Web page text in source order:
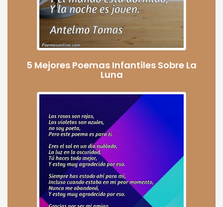
5 Mejores Poemas Infantiles Sobre La
Luna